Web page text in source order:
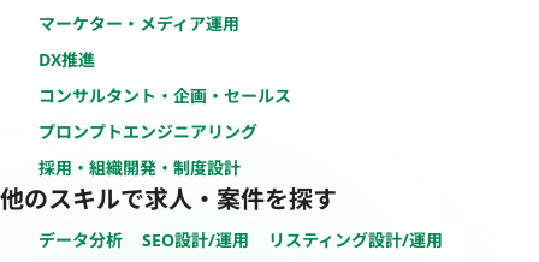
マーケター・メディア運用
DX推進
コンサルタント・企画・セールス
プロンプトエンジニアリング
採用・組織開発・制度設計
他のスキルで求人・案件を探す
データ分析 SEO設計/運用
リスティング設計/運用